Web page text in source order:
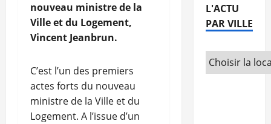
nouveau ministre de la
Ville et du Logement,
Vincent Jeanbrun.
C’est l’un des premiers
actes forts du nouveau
ministre de la Ville et du
Logement. A l’issue d’un
L'ACTU
PAR VILLE